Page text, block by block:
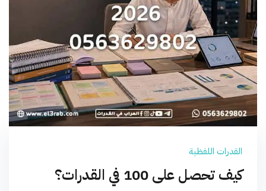
القدرات اللفظية
كيف تحصل على 100 في القدرات؟